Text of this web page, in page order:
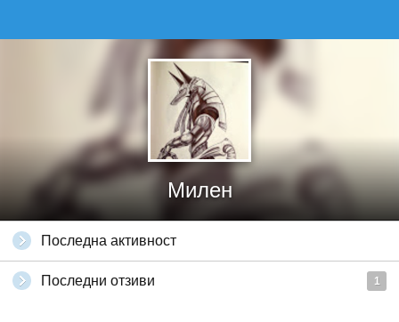
Милен
Последна активност
Последни отзиви 1